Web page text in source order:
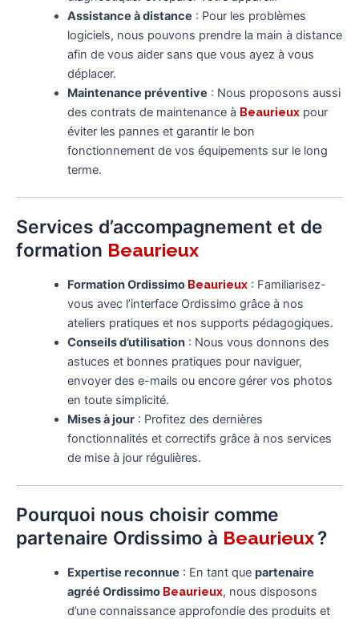
Assistance à distance : Pour les problèmes
logiciels, nous pouvons prendre la main à distance
afin de vous aider sans que vous ayez à vous
déplacer.
Maintenance préventive : Nous proposons aussi
des contrats de maintenance à Beaurieux pour
éviter les pannes et garantir le bon
fonctionnement de vos équipements sur le long
terme.
Services d’accompagnement et de
formation Beaurieux
Formation Ordissimo Beaurieux : Familiarisez-
vous avec l’interface Ordissimo grâce à nos
ateliers pratiques et nos supports pédagogiques.
Conseils d’utilisation: Nous vous donnons des
astuces et bonnes pratiques pour naviguer,
envoyer des e-mails ou encore gérer vos photos
en toute simplicité.
Mises à jour: Profitez des dernières
fonctionnalités et correctifs grâce à nos services
de mise à jour régulières.
Pourquoi nous choisir comme
partenaire Ordissimo à Beaurieux?
Expertise reconnue : En tant que partenaire
agréé Ordissimo Beaurieux, nous disposons
d’une connaissance approfondie des produits et